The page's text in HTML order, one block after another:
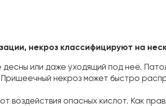
некроз классифицируют на
или даже уходящий под неё.
некроз может быстро
воздействия опасных кислот. Как